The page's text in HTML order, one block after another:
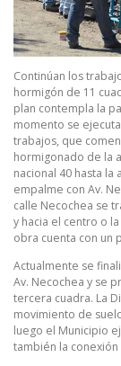
Continúan los
hormigón de 11
plan contempla la
momento se
trabajos, que
hormigonado de la
nacional 40 hasta la
empalme con Av.
calle Necochea se
y hacia el centro o
obra cuenta con un
Actualmente se
Av. Necochea y se
tercera cuadra. La
movimiento de
luego el Municipio
también la